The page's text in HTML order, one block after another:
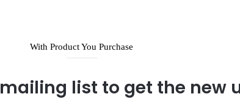
With Product You Purchase
list to get the new